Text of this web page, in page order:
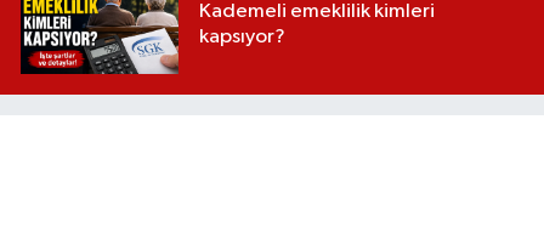
Kademeli emeklilik kimleri
kapsıyor?